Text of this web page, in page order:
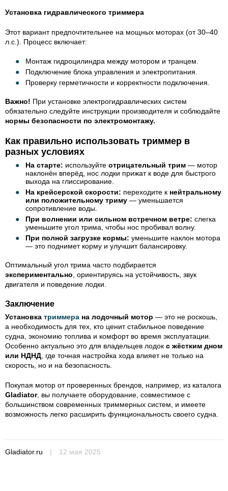
Установка гидравлического триммера
Этот вариант предпочтительнее на мощных моторах (от 30–40
л.с.). Процесс включает:
Монтаж гидроцилиндра между мотором и транцем.
Подключение блока управления и электропитания.
Проверку герметичности и корректности подключения.
Важно! При установке электрогидравлических систем
обязательно следуйте инструкции производителя и соблюдайте
нормы безопасности по электромонтажу.
Как правильно использовать триммер в
разных условиях
На старте: используйте отрицательный трим — мотор
наклонён вперёд, нос лодки прижат к воде для быстрого
выхода на глиссирование.
На крейсерской скорости: переходите к нейтральному
или положительному триму — уменьшается
сопротивление воды.
При волнении или сильном встречном ветре: слегка
уменьшите угол трима, чтобы нос пробивал волну.
При полной загрузке кормы: уменьшите наклон мотора
— это поднимет корму и улучшит балансировку.
Оптимальный угол трима часто подбирается
экспериментально, ориентируясь на устойчивость, звук
двигателя и поведение лодки.
Заключение
Установка триммера на лодочный мотор — это не роскошь,
а необходимость для тех, кто ценит стабильное поведение
судна, экономию топлива и комфорт во время эксплуатации.
Особенно актуально это для владельцев лодок с жёстким дном
или НДНД, где точная настройка хода влияет не только на
скорость, но и на безопасность.
Покупая мотор от проверенных брендов, например, из каталога
Gladiator, вы получаете оборудование, совместимое с
большинством современных триммерных систем, и имеете
возможность легко расширить функциональность своего судна.
Gladiator.ru | 12 мая 2025